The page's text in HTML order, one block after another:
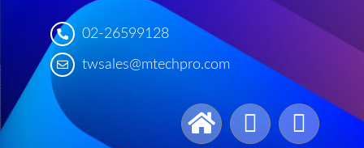
02-26599128
twsales@mtechpro.com